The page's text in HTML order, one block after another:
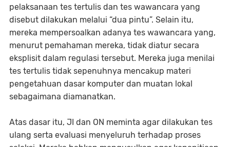
pelaksanaan tes tertulis dan tes wawancara yang
disebut dilakukan melalui “dua pintu”. Selain itu,
mereka mempersoalkan adanya tes wawancara yang,
menurut pemahaman mereka, tidak diatur secara
eksplisit dalam regulasi tersebut. Mereka juga menilai
tes tertulis tidak sepenuhnya mencakup materi
pengetahuan dasar komputer dan muatan lokal
sebagaimana diamanatkan.
Atas dasar itu, JI dan ON meminta agar dilakukan tes
ulang serta evaluasi menyeluruh terhadap proses